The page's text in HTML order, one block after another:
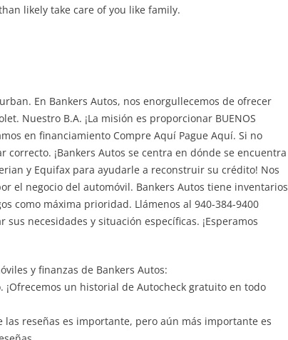
likely take care of you like family.
En Bankers Autos, nos enorgullecemos de ofrecer
Nuestro B.A. ¡La misión es proporcionar BUENOS
en financiamiento Compre Aquí Pague Aquí. Si no
¡Bankers Autos se centra en dónde se encuentra
y Equifax para ayudarle a reconstruir su crédito! Nos
el negocio del automóvil. Bankers Autos tiene inventarios
como máxima prioridad. Llámenos al 940-384-9400
necesidades y situación específicas. ¡Esperamos
y finanzas de Bankers Autos:
un historial de Autocheck gratuito en todo
las reseñas es importante, pero aún más importante es